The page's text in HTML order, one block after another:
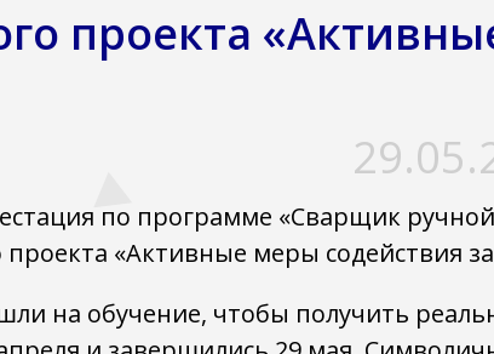
проекта
по программе «Сварщик
«Активные меры содействия
на обучение, чтобы получить